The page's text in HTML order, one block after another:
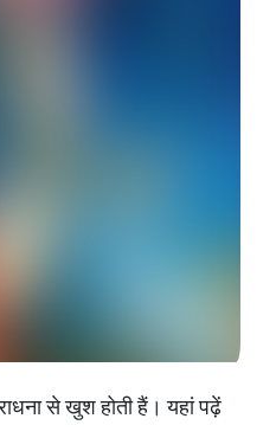
से खुश होती हैं। यहां पढ़ें